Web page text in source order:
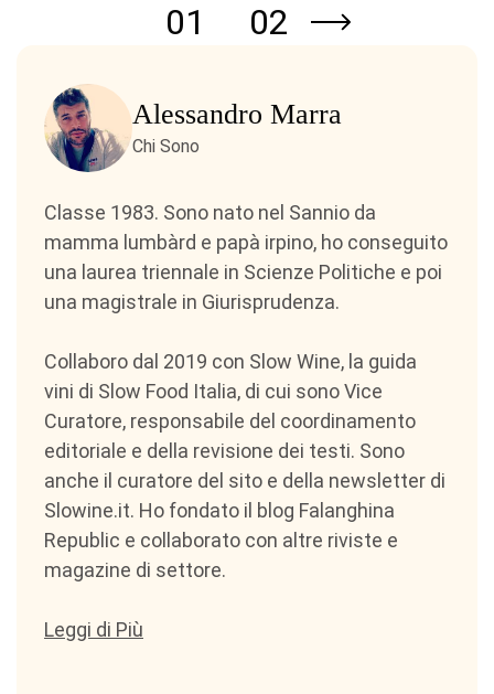
01 02
Alessandro Marra
Chi Sono
Classe 1983. Sono nato nel Sannio da
mamma lumbàrd e papà irpino, ho conseguito
una laurea triennale in Scienze Politiche e poi
una magistrale in Giurisprudenza.
Collaboro dal 2019 con Slow Wine, la guida
vini di Slow Food Italia, di cui sono Vice
Curatore, responsabile del coordinamento
editoriale e della revisione dei testi. Sono
anche il curatore del sito e della newsletter di
Slowine.it. Ho fondato il blog Falanghina
Republic e collaborato con altre riviste e
magazine di settore.
Leggi di Più